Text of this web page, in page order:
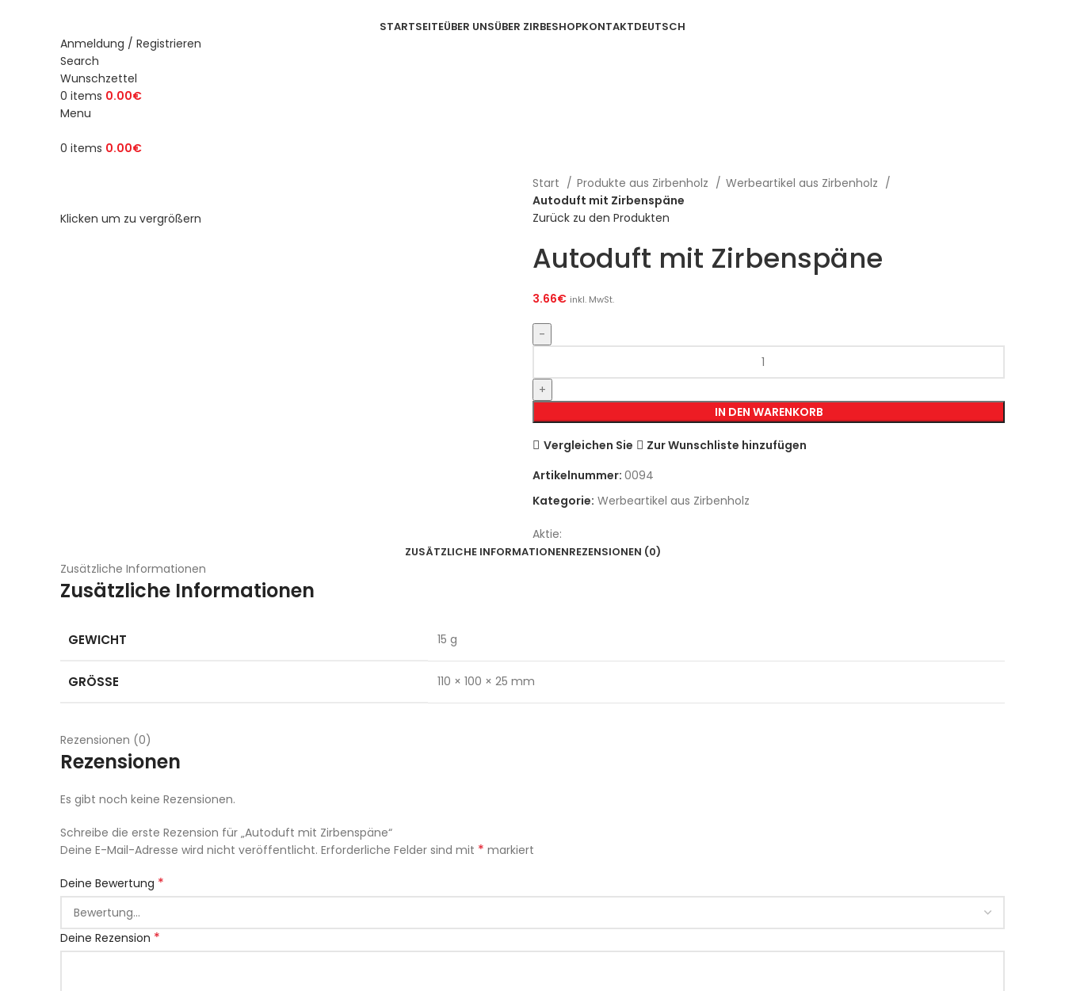
STARTSEITEÜBER UNSÜBER ZIRBESHOPKONTAKTDEUTSCH
Anmeldung / Registrieren
Search
Wunschzettel
0 items 0.00€
Menu
0 items 0.00€
Klicken um zu vergrößern
Start Produkte aus Zirbenholz
Werbeartikel aus Zirbenholz
Autoduft mit Zirbenspäne
Zurück zu den Produkten
Autoduft mit Zirbenspäne
3.66€ inkl. MwSt.
IN DEN WARENKORB
Vergleichen Sie
Zur Wunschliste hinzufügen
Artikelnummer: 0094
Kategorie: Werbeartikel aus Zirbenholz
Aktie:
ZUSÄTZLICHE INFORMATIONENREZENSIONEN (0)
Zusätzliche Informationen
Zusätzliche Informationen
GEWICHT 15 g
GRÖSSE 110 × 100 × 25 mm
Rezensionen (0)
Rezensionen
Es gibt noch keine Rezensionen.
Schreibe die erste Rezension für „Autoduft mit Zirbenspäne“
Deine E-Mail-Adresse wird nicht veröffentlicht. Erforderliche Felder sind mit * markiert
Deine Bewertung *
Deine Rezension *